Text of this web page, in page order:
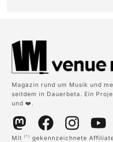
Magazin rund um Musik und
seitdem in Dauerbeta. Ein
und ❤️.
Mit (*)
gekennzeichnete